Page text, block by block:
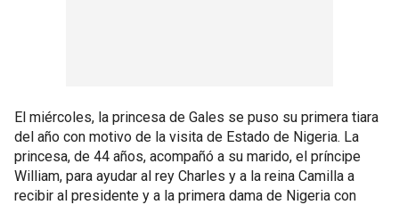
El miércoles, la princesa de Gales se puso su primera tiara
del año con motivo de la visita de Estado de Nigeria. La
princesa, de 44 años, acompañó a su marido, el príncipe
William, para ayudar al rey Charles y a la reina Camilla a
recibir al presidente y a la primera dama de Nigeria con